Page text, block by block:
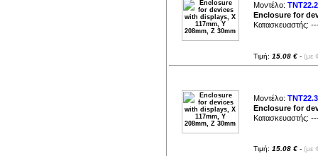
Μοντέλο:
Enclosure for
Κατασκευαστής:
Τιμή: 15.08 € - (με
Μοντέλο:
Enclosure for
Κατασκευαστής:
Τιμή: 15.08 € - (με